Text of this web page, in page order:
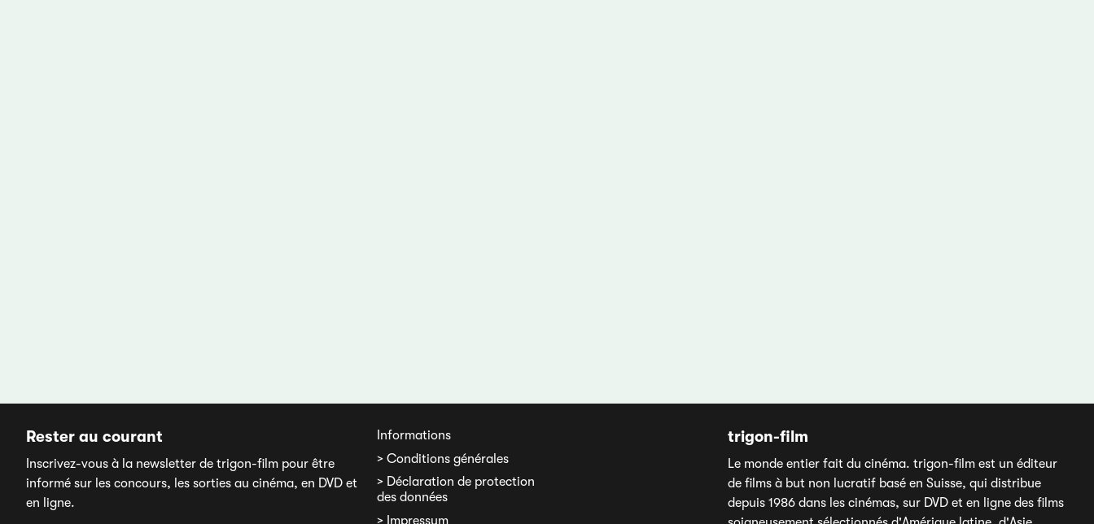
Rester au courant
Inscrivez-vous à la newsletter de trigon-film pour être
informé sur les concours, les sorties au cinéma, en DVD et
en ligne.
Informations
> Conditions générales
> Déclaration de protection
des données
> Impressum
trigon-film
Le monde entier fait du cinéma. trigon-film est un éditeur
de films à but non lucratif basé en Suisse, qui distribue
depuis 1986 dans les cinémas, sur DVD et en ligne des films